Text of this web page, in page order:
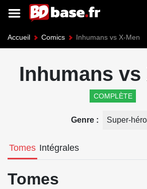
Accueil Comics Inhumans vs X-Men
Inhumans vs
COMPLÈTE
Genre Super-
Tomes Intégrales
Tomes